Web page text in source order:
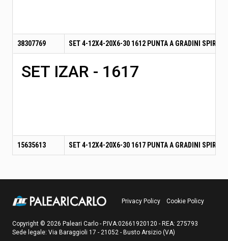
38307769 SET 4-12X4-20X6-30 1612 PUNTA A GRADINI
SET IZAR - 1617
15635613 SET 4-12X4-20X6-30 1617 PUNTA A GRADINI
Privacy Policy Cookie Policy
Copyright © 2026 Paleari Carlo - P.IVA:02661920120 - REA: 275793
Sede legale: Via Baraggioli 17 - 21052 - Busto Arsizio (VA)